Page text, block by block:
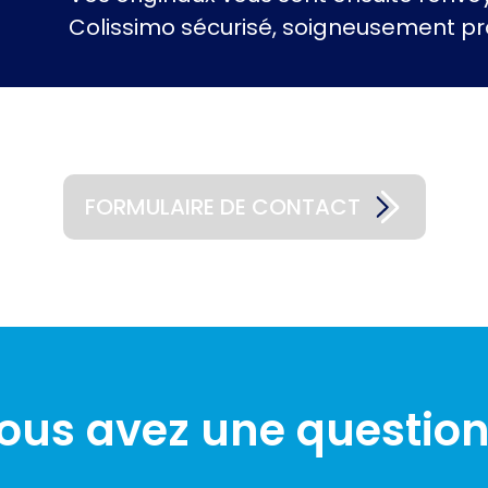
Colissimo sécurisé, soigneusement
FORMULAIRE DE CONTACT
avez une